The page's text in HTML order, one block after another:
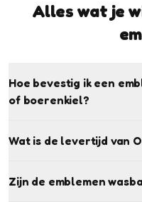
Alles wat je
Hoe bevestig ik een
of boerenkiel?
Wat is de levertijd van
Zijn de emblemen